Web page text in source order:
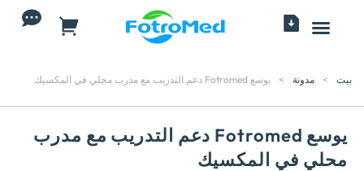
بيت > مدونة > يوسع Fotromed دعم التدريب مع مدرب محلي في المكسيك
يوسع Fotromed دعم التدريب مع مدرب
محلي في المكسيك